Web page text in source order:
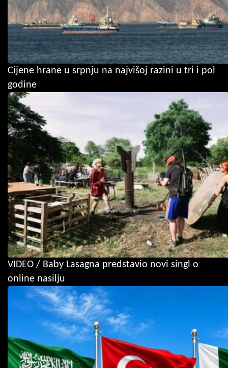
Cijene hrane u srpnju na najvišoj razini u tri i pol
godine
VIDEO / Baby Lasagna predstavio novi singl o
online nasilju